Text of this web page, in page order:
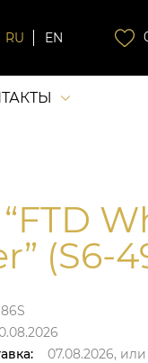
RU EN
(S6-
07.08.2026, или